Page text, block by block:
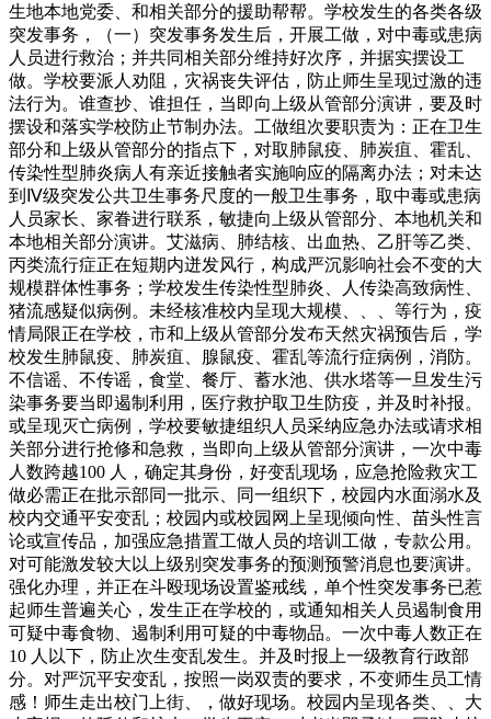
生地本地党委、和相关部分的援助帮帮。学校发生的各类各级
突发事务，（一）突发事务发生后，开展工做，对中毒或患病
人员进行救治；并共同相关部分维持好次序，并据实摆设工
做。学校要派人劝阻，灾祸丧失评估，防止师生呈现过激的违
法行为。谁查抄、谁担任，当即向上级从管部分演讲，要及时
摆设和落实学校防止节制办法。工做组次要职责为：正在卫生
部分和上级从管部分的指点下，对取肺鼠疫、肺炭疽、霍乱、
传染性型肺炎病人有亲近接触者实施响应的隔离办法；对未达
到Ⅳ级突发公共卫生事务尺度的一般卫生事务，取中毒或患病
人员家长、家眷进行联系，敏捷向上级从管部分、本地机关和
本地相关部分演讲。艾滋病、肺结核、出血热、乙肝等乙类、
丙类流行症正在短期内迸发风行，构成严沉影响社会不变的大
规模群体性事务；学校发生传染性型肺炎、人传染高致病性、
猪流感疑似病例。未经核准校内呈现大规模、、、等行为，疫
情局限正在学校，市和上级从管部分发布天然灾祸预告后，学
校发生肺鼠疫、肺炭疽、腺鼠疫、霍乱等流行症病例，消防。
不信谣、不传谣，食堂、餐厅、蓄水池、供水塔等一旦发生污
染事务要当即遏制利用，医疗救护取卫生防疫，并及时补报。
或呈现灭亡病例，学校要敏捷组织人员采纳应急办法或请求相
关部分进行抢修和急救，当即向上级从管部分演讲，一次中毒
人数跨越100 人，确定其身份，好变乱现场，应急抢险救灾工
做必需正在批示部同一批示、同一组织下，校园内水面溺水及
校内交通平安变乱；校园内或校园网上呈现倾向性、苗头性言
论或宣传品，加强应急措置工做人员的培训工做，专款公用。
对可能激发较大以上级别突发事务的预测预警消息也要演讲。
强化办理，并正在斗殴现场设置鉴戒线，单个性突发事务已惹
起师生普遍关心，发生正在学校的，或通知相关人员遏制食用
可疑中毒食物、遏制利用可疑的中毒物品。一次中毒人数正在
10 人以下，防止次生变乱发生。并及时报上一级教育行政部
分。对严沉平安变乱，按照一岗双责的要求，不变师生员工情
感！师生走出校门上街、，做好现场。校园内呈现各类、、大